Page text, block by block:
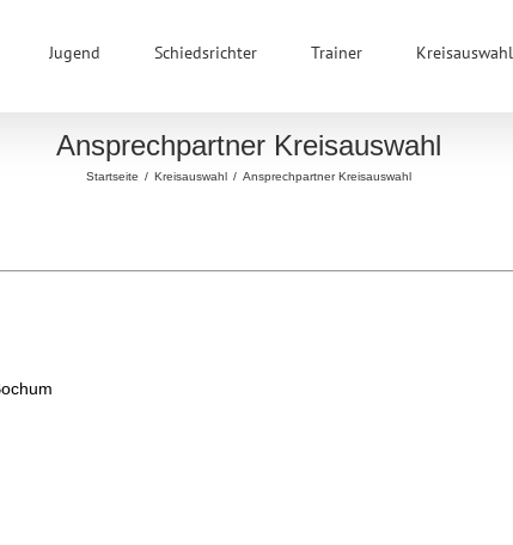
Jugend Schiedsrichter Trainer Kreisauswahl
Ansprechpartner Kreisauswahl
Startseite / Kreisauswahl / Ansprechpartner Kreisauswahl